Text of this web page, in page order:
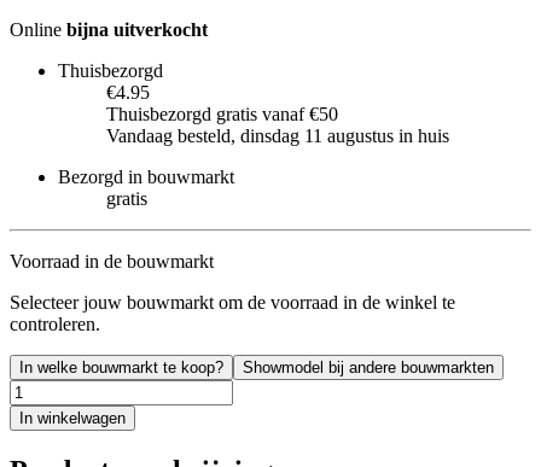
Online bijna uitverkocht
Thuisbezorgd
€4.95
Thuisbezorgd gratis vanaf €50
Vandaag besteld, dinsdag 11 augustus in huis
Bezorgd in bouwmarkt
gratis
Voorraad in de bouwmarkt
Selecteer jouw bouwmarkt om de voorraad in de winkel te
controleren.
In welke bouwmarkt te koop? Showmodel bij andere bouwmarkten
In winkelwagen